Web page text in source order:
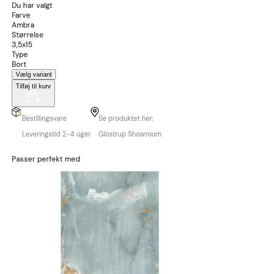
Du har valgt
Farve
Ambra
Størrelse
3,5x15
Type
Bort
Vælg variant
Tilføj til kurv
Bestillingsvare
Leveringstid 2-4 uger
Se produktet her:
Glostrup Showroom
Passer perfekt med